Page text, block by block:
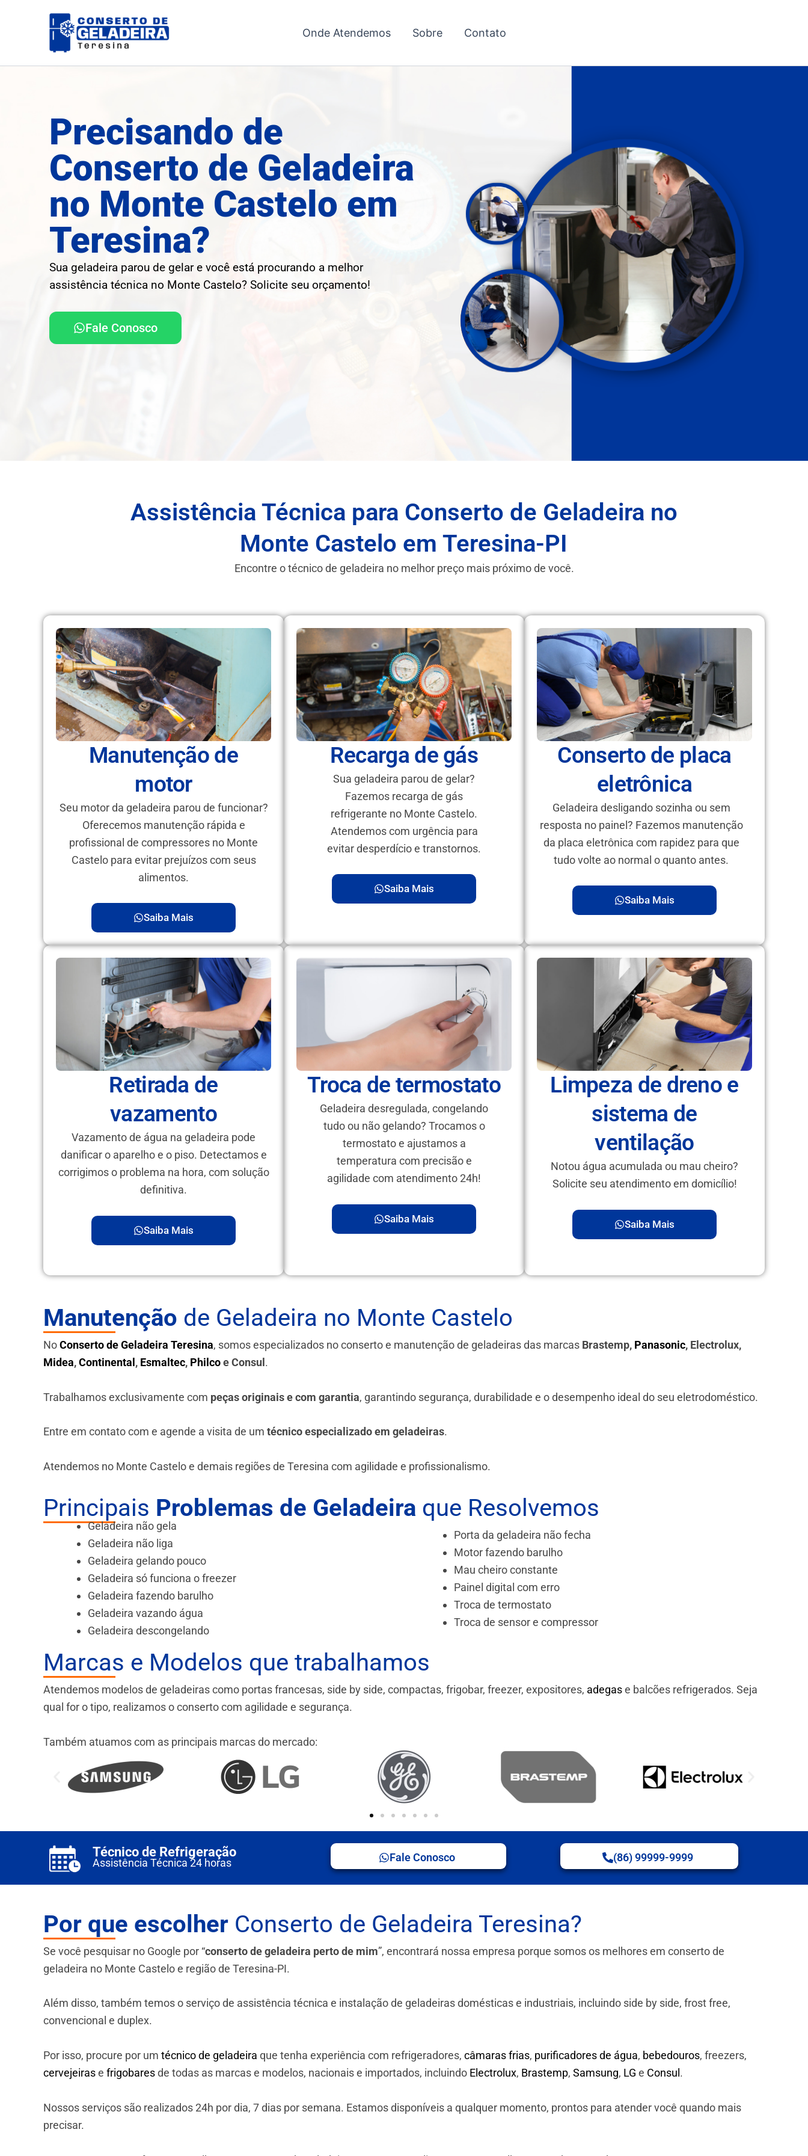
Onde Atendemos Sobre Contato
Precisando de
Conserto de Geladeira
no Monte Castelo em
Teresina?
Sua geladeira parou de gelar e você está procurando a melhor
assistência técnica no Monte Castelo? Solicite seu orçamento!
Fale Conosco
Assistência Técnica para Conserto de Geladeira no
Monte Castelo em Teresina-PI
Encontre o técnico de geladeira no melhor preço mais próximo de você.
Manutenção de
motor
Seu motor da geladeira parou de funcionar?
Oferecemos manutenção rápida e
profissional de compressores no Monte
Castelo para evitar prejuízos com seus
alimentos.
Saiba Mais
Recarga de gás
Sua geladeira parou de gelar?
Fazemos recarga de gás
refrigerante no Monte Castelo.
Atendemos com urgência para
evitar desperdício e transtornos.
Saiba Mais
Conserto de placa
eletrônica
Geladeira desligando sozinha ou sem
resposta no painel? Fazemos manutenção
da placa eletrônica com rapidez para que
tudo volte ao normal o quanto antes.
Saiba Mais
Retirada de
vazamento
Vazamento de água na geladeira pode
danificar o aparelho e o piso. Detectamos e
corrigimos o problema na hora, com solução
definitiva.
Saiba Mais
Troca de termostato
Geladeira desregulada, congelando
tudo ou não gelando? Trocamos o
termostato e ajustamos a
temperatura com precisão e
agilidade com atendimento 24h!
Saiba Mais
Limpeza de dreno e
sistema de
ventilação
Notou água acumulada ou mau cheiro?
Solicite seu atendimento em domicílio!
Saiba Mais
Manutenção de Geladeira no Monte Castelo
NoConserto de Geladeira Teresina, somos especializados no conserto e manutenção de geladeiras das marcas Brastemp, Panasonic, Electrolux,
Midea,Continental , Esmaltec, Philcoe Consul .
Trabalhamos exclusivamente com peças originais e com garantia, garantindo segurança, durabilidade e o desempenho ideal do seu eletrodoméstico.
Entre em contato com e agende a visita de um técnico especializado em geladeiras.
Atendemos no Monte Castelo e demais regiões de Teresina com agilidade e profissionalismo.
Principais Problemas de Geladeira que Resolvemos
Geladeira não gela
Geladeira não liga
Geladeira gelando pouco
Geladeira só funciona o freezer
Geladeira fazendo barulho
Geladeira vazando água
Geladeira descongelando
Porta da geladeira não fecha
Motor fazendo barulho
Mau cheiro constante
Painel digital com erro
Troca de termostato
Troca de sensor e compressor
Marcas e Modelos que trabalhamos
Atendemos modelos de geladeiras como portas francesas, side by side, compactas, frigobar, freezer, expositores, adegase balcões refrigerados. Seja
qual for o tipo, realizamos o conserto com agilidade e segurança.
Também atuamos com as principais marcas do mercado:
Técnico de Refrigeração
Assistência Técnica 24 horas Fale Conosco (86) 99999-9999
Por que escolher Conserto de Geladeira Teresina?
Se você pesquisar no Google por “conserto de geladeira perto de mim”, encontrará nossa empresa porque somos os melhores em conserto de
geladeira no Monte Castelo e região de Teresina-PI.
Além disso, também temos o serviço de assistência técnica e instalação de geladeiras domésticas e industriais, incluindo side by side, frost free,
convencional e duplex.
Por isso, procure por um técnico de geladeira que tenha experiência com refrigeradores, câmaras frias, purificadores de água, bebedouros, freezers,
cervejeirase frigobaresde todas as marcas e modelos, nacionais e importados, incluindo Electrolux, Brastemp, Samsung, LG e Consul .
Nossos serviços são realizados 24h por dia, 7 dias por semana. Estamos disponíveis a qualquer momento, prontos para atender você quando mais
precisar.